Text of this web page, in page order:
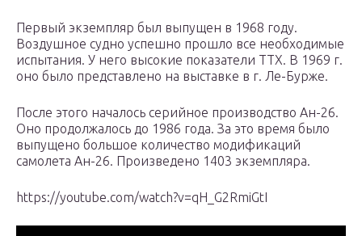
Первый экземпляр был выпущен в 1968 году.
Воздушное судно успешно прошло все необходимые
испытания. У него высокие показатели ТТХ. В 1969 г.
оно было представлено на выставке в г. Ле-Бурже.
После этого началось серийное производство Ан-26.
Оно продолжалось до 1986 года. За это время было
выпущено большое количество модификаций
самолета Ан-26. Произведено 1403 экземпляра.
https://youtube.com/watch?v=qH_G2RmiGtI